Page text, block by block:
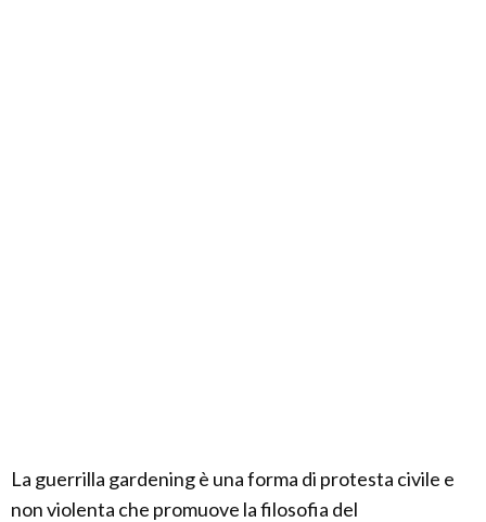
La guerrilla gardening è una forma di protesta civile e
non violenta che promuove la filosofia del